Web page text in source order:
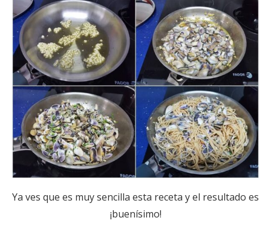
Ya ves que es muy sencilla esta receta y el resultado es
¡buenísimo!